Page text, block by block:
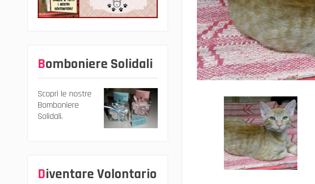
Bomboniere Solidali
Scopri le nostre
Bomboniere
Solidali.
Diventare Volontario